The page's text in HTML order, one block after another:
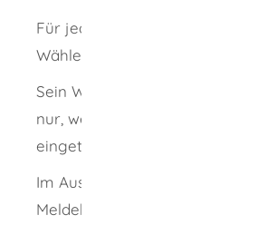
Für jeden Wahlbezirk wird ein
Wählerverzeichnis geführt.
Sein Wahlrecht ausüben kann in
nur, wer in das Wählerverzeichnis
eingetragen ist.
Im Ausland lebende Deutsche,
Meldebehörde in Deutschland